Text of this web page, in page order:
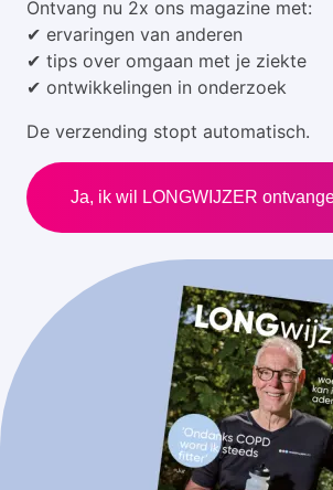
Ontvang nu 2x ons magazine met:
✔ ervaringen van anderen
✔ tips over omgaan met je ziekte
✔ ontwikkelingen in onderzoek
De verzending stopt automatisch.
Ja, ik wil LONGWIJZER